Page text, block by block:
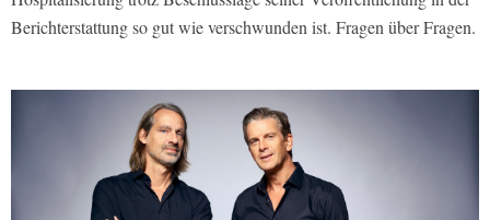
Berichterstattung so gut wie verschwunden ist. Fragen über Fragen.